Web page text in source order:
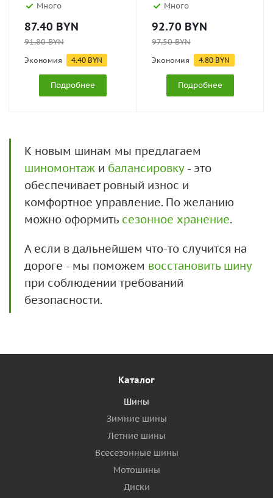
Много
87.40 BYN
91.80BYN
Экономия 4.40 BYN
Подробнее
Много
92.70 BYN
97.50BYN
Экономия 4.80 BYN
Подробнее
К новым шинам мы предлагаем
шиномонтаж и балансировку- это
обеспечивает ровный износ и
комфортное управление. По желанию
можно оформить сезонное хранение.
А если в дальнейшем что-то случится на
дороге - мы поможем восстановить шину
при соблюдении требований
безопасности.
Каталог
Шины
Зимние шины
Летние шины
Всесезонные шины
Мотошины
Диски